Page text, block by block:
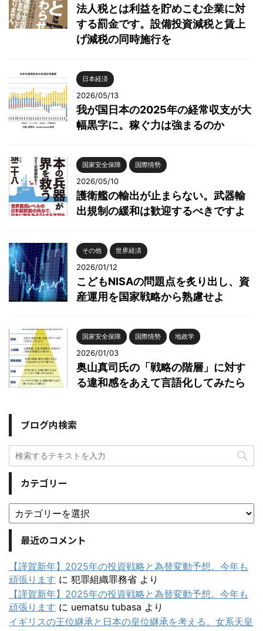
法人税とは利益を貯めこむ企業に対
する罰金です。設備投資減税と賃上
げ減税の同時施行を
日本経済
2026/05/13
我が国日本の2025年の経常収支が大
幅黒字に。稼ぐ力は強まるのか
国家安全保障 国際情勢
2026/05/10
護衛艦の輸出が止まらない。武器輸
出規制の緩和は歓迎するべきですよ
その他 世界経済
2026/01/12
こどもNISAの問題点を炙り出し、資
産運用を国家戦略から熟慮せよ
国家安全保障 国際情勢 地政学
2026/01/03
奥山真司氏の「戦略の階層」に対す
る違和感をあえて言語化してみたら
ブログ内検索
カテゴリー
最近のコメント
【謹賀新年】2025年の投資戦略と為替変動予想。今年も
頑張ります に 犯罪組織罪務省 より
【謹賀新年】2025年の投資戦略と為替変動予想。今年も
頑張ります に uematsu tubasa より
イギリスの王位継承と日本の皇位継承を考える。女系天皇